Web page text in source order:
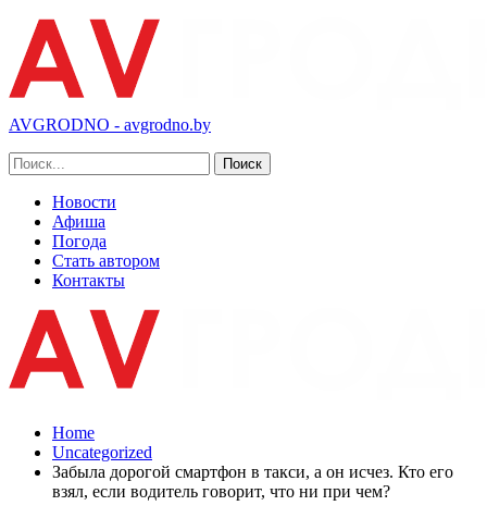
AVGRODNO - avgrodno.by
Новости
Афиша
Погода
Стать автором
Контакты
Home
Uncategorized
Забыла дорогой смартфон в такси, а он исчез. Кто его
взял, если водитель говорит, что ни при чем?